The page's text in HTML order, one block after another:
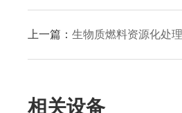
上一篇：生物质燃料资源化处
相关设备